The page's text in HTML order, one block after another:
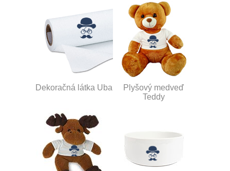
Dekoračná látka Uba
Plyšový medveď
Teddy